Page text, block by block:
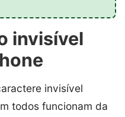
invisível
invisível
todos funcionam da